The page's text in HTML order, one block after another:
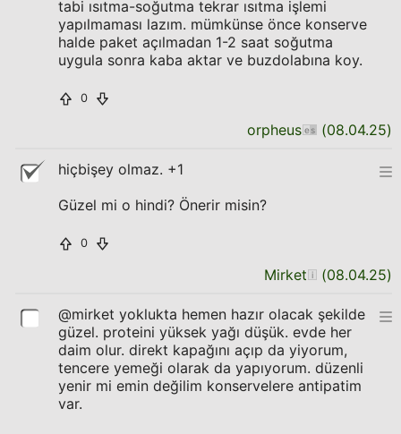
tabi ısıtma-soğutma tekrar ısıtma işlemi
yapılmaması lazım. mümkünse önce konserve
halde paket açılmadan 1-2 saat soğutma
uygula sonra kaba aktar ve buzdolabına koy.
0
orpheus (08.04.25)
hiçbişey olmaz. +1
Güzel mi o hindi? Önerir misin?
0
Mirket (08.04.25)
@mirket yoklukta hemen hazır olacak şekilde
güzel. proteini yüksek yağı düşük. evde her
daim olur. direkt kapağını açıp da yiyorum,
tencere yemeği olarak da yapıyorum. düzenli
yenir mi emin değilim konservelere antipatim
var.